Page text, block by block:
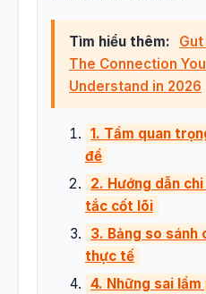
Tìm hiểu thêm:
The Connection
Understand in 2026
1. Tầm quan
đề
2. Hướng dẫn
tắc cốt lõi
3. Bảng so sánh
thực tế
4. Những sai